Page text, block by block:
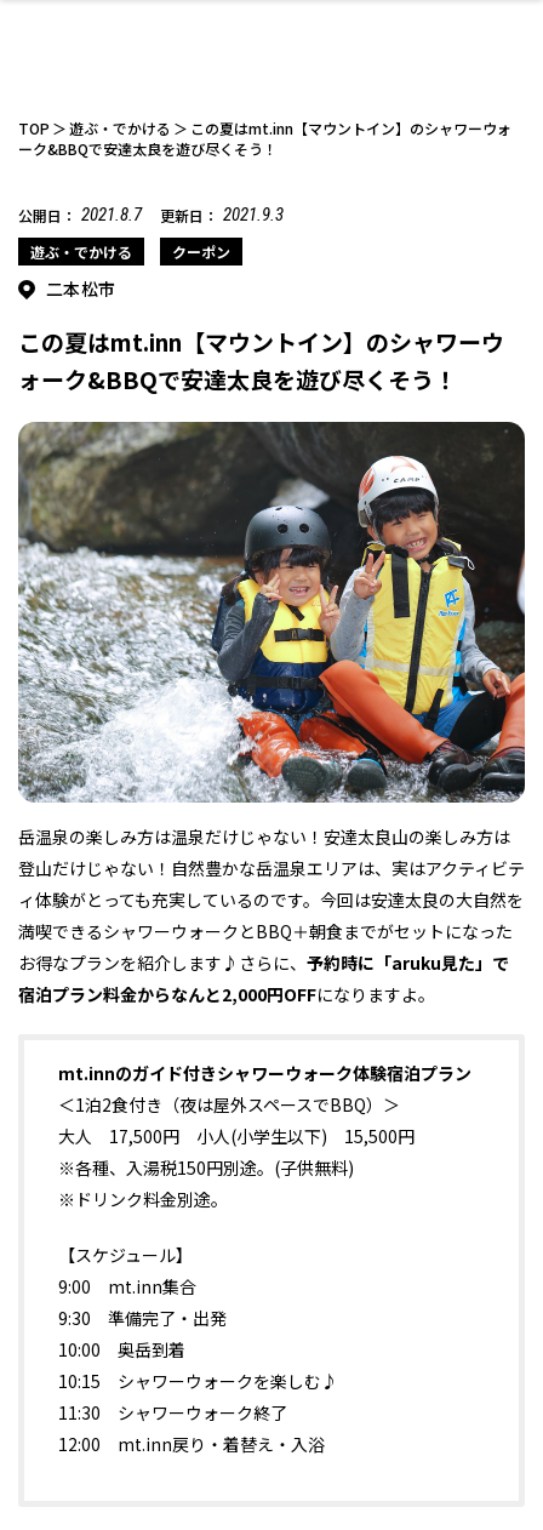
お酒 洋食
和食 わんぱく 福島ローカルグル
メ
パン アジア・エスニッ
ク
テイクアウト
ランチ その他
デート・友達と ひとりで
温泉 体験 名所
レジャー・スポー
ツ施設
非日常 イベントレポート
美容アイテム エイジングケア
フィットネス・や
せたい
鍼灸・整体・リラ
クゼーション
まつ毛サロン
脱毛 温活・サウナ 歯列矯正・審美歯
科
その他
ファッション
スポーツ・アウト
ドア
ギフト・お土産
インテリア 食品・酒 生活を彩るモノ
その他
保険 病院・クリニック ペット
趣味・スキルアッ
プ
保育園・こども園 子どもの習い事・
塾
幼稚園 教育 ライフイベント
その他
リフォーム・リノ
ベーション
自治体インフォ
TOP 遊ぶ・でかける
この夏はmt.inn【マウントイン】のシャワーウォ
ーク&BBQで安達太良を遊び尽くそう！
公開日： 2021.8.7 更新日： 2021.9.3
遊ぶ・でかける クーポン
二本松市
この夏はmt.inn【マウントイン】のシャワーウ
ォーク&BBQで安達太良を遊び尽くそう！
岳温泉の楽しみ方は温泉だけじゃない！安達太良山の楽しみ方は
登山だけじゃない！自然豊かな岳温泉エリアは、実はアクティビテ
ィ体験がとっても充実しているのです。今回は安達太良の大自然を
満喫できるシャワーウォークとBBQ＋朝食までがセットになった
お得なプランを紹介します♪さらに、 予約時に「aruku見た」で
宿泊プラン料金からなんと2,000円OFFになりますよ。
mt.innのガイド付きシャワーウォーク体験宿泊プラン
＜1泊2食付き（夜は屋外スペースでBBQ）＞
大人 17,500円 小人(小学生以下) 15,500円
※各種、入湯税150円別途。(子供無料)
※ドリンク料金別途。
【スケジュール】
9:00 mt.inn集合
9:30 準備完了・出発
10:00 奥岳到着
10:15 シャワーウォークを楽しむ♪
11:30 シャワーウォーク終了
12:00 mt.inn戻り・着替え・入浴